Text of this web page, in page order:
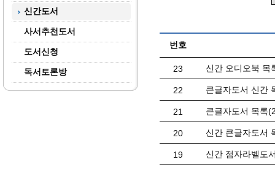
신간도서
사서추천도서
도서신청
독서토론방
번호
23 신간 오디오북 목
22 큰글자도서 신간
21 큰글자도서 목록
20 신간 큰글자도서
19 신간 점자라벨도